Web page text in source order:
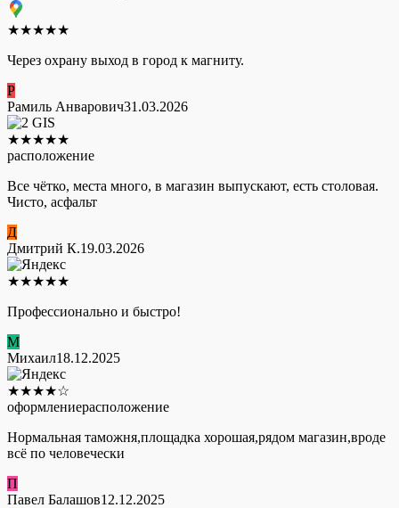
★★★★★
Через охрану выход в город к магниту.
Р
Рамиль Анварович31.03.2026
★★★★★
расположение
Все чётко, места много, в магазин выпускают, есть столовая.
Чисто, асфальт
Д
Дмитрий К.19.03.2026
★★★★★
Профессионально и быстро!
М
Михаил18.12.2025
★★★★☆
оформлениерасположение
Нормальная таможня,площадка хорошая,рядом магазин,вроде
всё по человечески
П
Павел Балашов12.12.2025